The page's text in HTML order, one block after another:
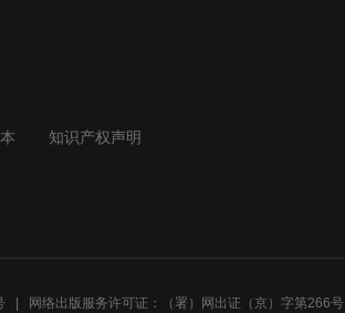
知识产权声明
网络出版服务许可证：（署）网出证（京）字第266号